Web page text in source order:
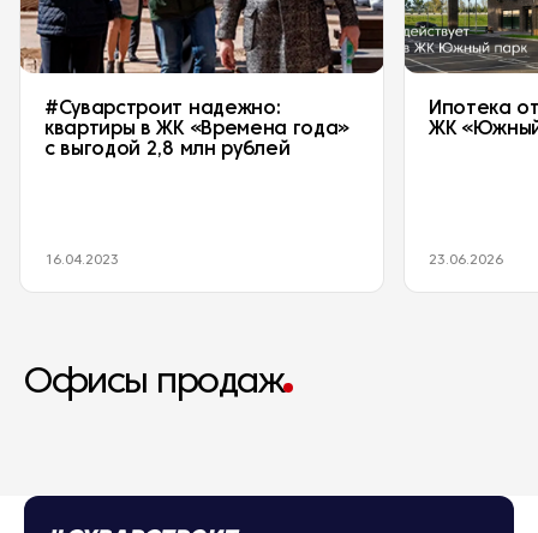
#Суварстроит надежно:
квартиры в ЖК «Времена года»
с выгодой 2,8 млн рублей
16.04.2023
Ипотека
ЖК
23.06.2026
Офисы продаж